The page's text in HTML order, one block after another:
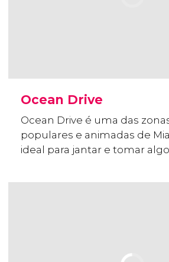
Ocean Drive
Ocean Drive é uma das
populares e animadas de
ideal para jantar e tomar